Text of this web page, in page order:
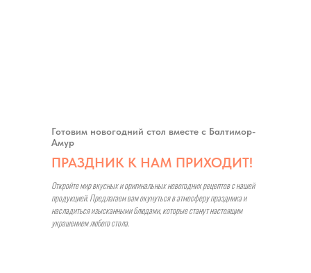
Готовим новогодний стол вместе с Балтимор-
Амур
ПРАЗДНИК К НАМ ПРИХОДИТ!
Откройте мир вкусных и оригинальных новогодних рецептов с нашей
продукцией. Предлагаем вам окунуться в атмосферу праздника и
насладиться изысканными блюдами, которые станут настоящим
украшением любого стола.